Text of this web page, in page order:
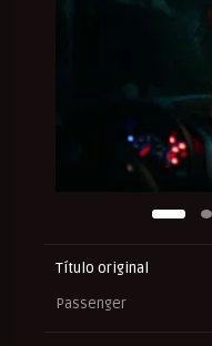
Título original
Passenger